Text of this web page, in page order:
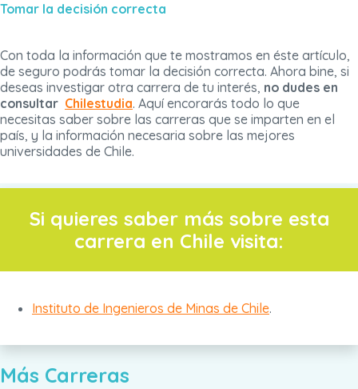
Tomar la decisión correcta
Con toda la información que te mostramos en éste artículo,
de seguro podrás tomar la decisión correcta. Ahora bine, si
deseas investigar otra carrera de tu interés, no dudes en
consultar Chilestudia. Aquí encorarás todo lo que
necesitas saber sobre las carreras que se imparten en el
país, y la información necesaria sobre las mejores
universidades de Chile.
Si quieres saber más sobre esta
carrera en Chile visita:
Instituto de Ingenieros de Minas de Chile.
Más Carreras